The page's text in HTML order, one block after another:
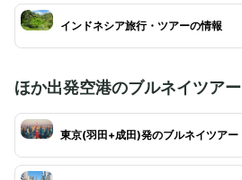
インドネシア旅行・ツアーの情報
ほか出発空港のブルネイツアー
東京(羽田+成田)発のブルネイツアー